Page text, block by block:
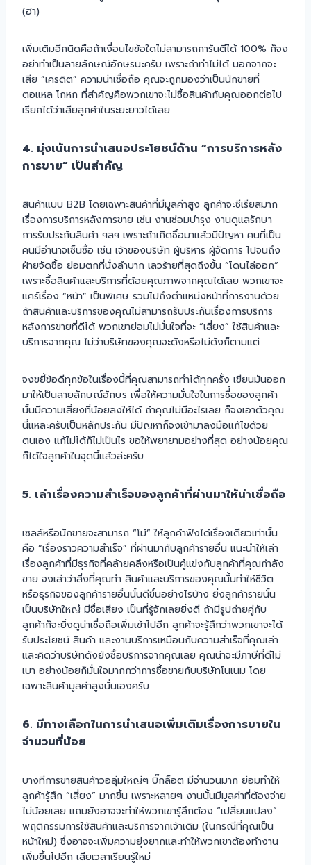
(ฮา)
เพิ่มเติมอีกนิดคือถ้าเงื่อนไขข้อใดไม่สามารถการันตีได้ 100% ก็จง
อย่าทำเป็นลายลักษณ์อักษรนะครับ เพราะถ้าทำไม่ได้ นอกจากจะ
เสีย “เครดิต” ความน่าเชื่อถือ คุณจะถูกมองว่าเป็นนักขายที่
ตอแหล โกหก ที่สำคัญคือพวกเขาจะไม่ซื้อสินค้ากับคุณออกต่อไป
เรียกได้ว่าเสียลูกค้าในระยะยาวได้เลย
4. มุ่งเน้นการนำเสนอประโยชน์ด้าน “การบริการหลัง
การขาย” เป็นสำคัญ
สินค้าแบบ B2B โดยเฉพาะสินค้าที่มีมูลค่าสูง ลูกค้าจะซีเรียสมาก
เรื่องการบริการหลังการขาย เช่น งานซ่อมบำรุง งานดูแลรักษา
การรับประกันสินค้า ฯลฯ เพราะถ้าเกิดซื้อมาแล้วมีปัญหา คนที่เป็น
คนมีอำนาจเซ็นซื้อ เช่น เจ้าของบริษัท ผู้บริหาร ผู้จัดการ ไปจนถึง
ฝ่ายจัดซื้อ ย่อมตกที่นั่งลำบาก เลวร้ายที่สุดถึงขั้น “โดนไล่ออก”
เพราะซื้อสินค้าและบริการที่ด้อยคุณภาพจากคุณได้เลย พวกเขาจะ
แคร์เรื่อง “หน้า” เป็นพิเศษ รวมไปถึงตำแหน่งหน้าที่การงานด้วย
ถ้าสินค้าและบริการของคุณไม่สามารถรับประกันเรื่องการบริการ
หลังการขายที่ดีได้ พวกเขาย่อมไม่มั่นใจที่จะ “เสี่ยง” ใช้สินค้าและ
บริการจากคุณ ไม่ว่าบริษัทของคุณจะดังหรือไม่ดังก็ตามแต่
จงขยี้ข้อดีทุกข้อในเรื่องนี้ที่คุณสามารถทำได้ทุกครั้ง เขียนมันออก
มาให้เป็นลายลักษณ์อักษร เพื่อให้ความมั่นใจในการซื่้อของลูกค้า
นั้นมีความเสี่ยงที่น้อยลงให้ได้ ถ้าคุณไม่มีอะไรเลย ก็จงเอาตัวคุณ
นี่แหละครับเป็นหลักประกัน มีปัญหาก็จงเข้ามาลงมือแก้ไขด้วย
ตนเอง แก้ไม่ได้ก็ไม่เป็นไร ขอให้พยายามอย่างที่สุด อย่างน้อยคุณ
ก็ได้ใจลูกค้าในจุดนี้แล้วล่ะครับ
5. เล่าเรื่องความสำเร็จของลูกค้าที่ผ่านมาให้น่าเชื่อถือ
เซลล์หรือนักขายจะสามารถ “โม้” ให้ลูกค้าฟังได้เรื่องเดียวเท่านั้น
คือ “เรื่องราวความสำเร็จ” ที่ผ่านมากับลูกค้ารายอื่น แนะนำให้เล่า
เรื่องลูกค้าที่มีธุรกิจที่คล้ายคลึงหรือเป็นคู๋แข่งกับลูกค้าที่คุณกำลัง
ขาย จงเล่าว่าสิ่งที่คุณทำ สินค้าและบริการของคุณนั้นทำให้ชีวิต
หรือธุรกิจของลูกค้ารายอื่นนั้นดีขึ้นอย่างไรบ้าง ยิ่งลูกค้ารายนั้น
เป็นบริษัทใหญ๋ มีชื่อเสียง เป็นที่รู้จักเลยยิ่งดี ถ้ามีรูปถ่ายคู่กับ
ลูกค้าก็จะยิ่งดูน่าเชื่อถือเพิ่มเข้าไปอีก ลูกค้าจะรู้สึกว่าพวกเขาจะได้
รับประโยชน์ สินค้า และงานบริการเหมือนกับความสำเร็จที่คุณเล่า
และคิดว่าบริษัทดังยังซื้อบริการจากคุณเลย คุณน่าจะมีภาษีที่ดีไม่
เบา อย่างน้อยก็มั่นใจมากกว่าการซื้อขายกับบริษัทโนเนม โดย
เฉพาะสินค้ามูลค่าสูงนั่นเองครับ
6. มีทางเลือกในการนำเสนอเพิ่มเติมเรื่องการขายใน
จำนวนที่น้อย
บางทีการขายสินค้าวอลุ่มใหญ่ๆ บิ๊กล็อต มีจำนวนมาก ย่อมทำให้
ลูกค้ารู้สึก “เสี่ยง” มากขึ้น เพราะหลายๆ งานนั้นมีมูลค่าที่ต้องจ่าย
ไม่น้อยเลย แถมยังอาจจะทำให้พวกเขารู้สึกต้อง “เปลี่ยนแปลง”
พฤติกรรมการใช้สินค้าและบริการจากเจ้าเดิม (ในกรณีที่คุณเป็น
หน้าใหม่) ซึ่งอาจจะเพิ่มความยุ่งยากและทำให้พวกเขาต้องทำงาน
เพิ่มขึ้นไปอีก เสียเวลาเรียนรู้ใหม่